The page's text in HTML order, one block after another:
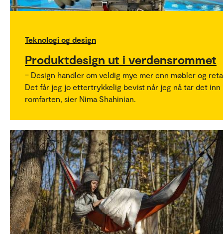
Teknologi og design
Produktdesign ut i verdensrommet
– Design handler om veldig mye mer enn møbler og
Det får jeg jo ettertrykkelig bevist når jeg nå tar det inn
romfarten, sier Nima Shahinian.